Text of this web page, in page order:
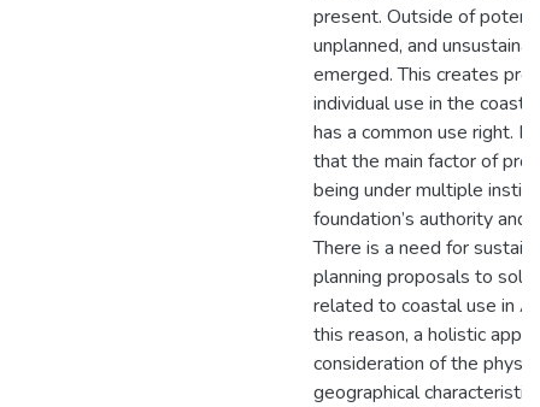
present. Outside of
unplanned, and
emerged. This creates
individual use in the coast
has a common use right. It
that the main factor of
being under multiple
foundation’s authority and
There is a need for
planning proposals to
related to coastal use in
this reason, a holistic
consideration of the
geographical